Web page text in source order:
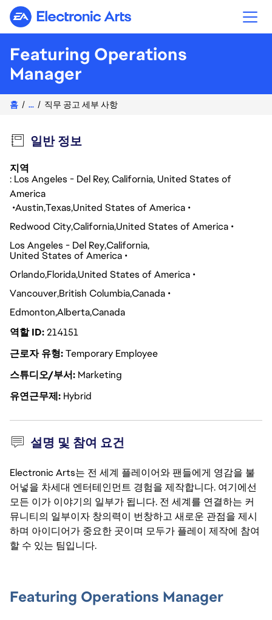
Electronic Arts
Featuring Operations
Manager
홈 ... 직무 공고 세부 사항
일반 정보
지역
: Los Angeles - Del Rey, California, United States of
America
AustinTexas United States of America
Redwood CityCaliforniaUnited States of America
Los Angeles - Del ReyCalifornia
United States of America
OrlandoFloridaUnited States of America
VancouverBritish ColumbiaCanada
EdmontonAlbertaCanada
역할 ID214151
근로자 유형Temporary Employee
스튜디오/부서 Marketing
유연근무제 Hybrid
설명 및 참여 요건
Electronic Arts는 전 세계 플레이어와 팬들에게 영감을 불
어넣을 차세대 엔터테인먼트 경험을 제작합니다. 여기에선
모든 이가 이야기의 일부가 됩니다. 전 세계를 연결하는 커
뮤니티의 일부이자 창의력이 번창하고 새로운 관점을 제시
하며 아이디어가 중요한 곳이며 모두가 플레이 제작에 참여
할 수 있는 팀입니다.
Featuring Operations Manager